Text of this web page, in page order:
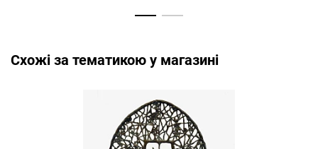
Cхожі за тематикою у магазині